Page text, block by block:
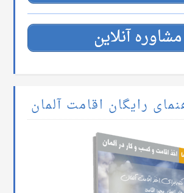
مشاوره آنلاین
رایگان اقامت آلمان